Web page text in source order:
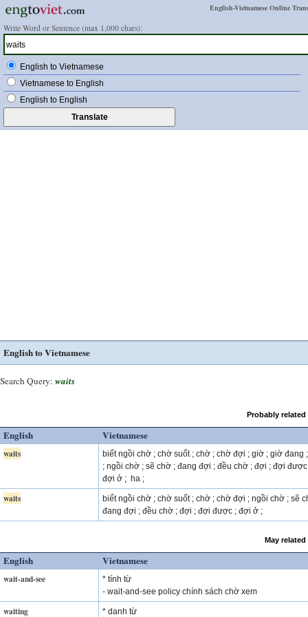
English-Vietnamese Online
Write Word or Sentence (max 1,000 chars):
English to Vietnamese
Vietnamese to English
English to English
English to Vietnamese
Search Query: waits
Probably
English Vietnamese
waits
biết ngồi chờ ; chờ suốt ; chờ ; chờ đợi ; giờ ; giờ đang
; ngồi chờ ; sẽ chờ ; đang đợi ; đều chờ ; đợi ; đợi
đợi ở ; ̣ ha ;
waits
biết ngồi chờ ; chờ suốt ; chờ ; chờ đợi ; ngồi chờ ; sẽ
đang đợi ; đều chờ ; đợi ; đợi được ; đợi ở ;
May
English Vietnamese
wait-and-see
* tính từ
- wait-and-see policy chính sách chờ xem
waiting * danh từ